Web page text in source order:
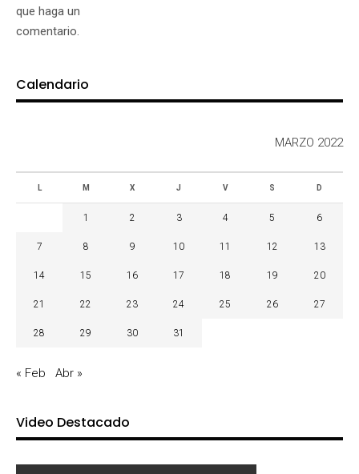
que haga un
comentario.
Calendario
MARZO 2022
L M X J V S D
1 2 3 4 5 6
7 8 9 10 11 12 13
14 15 16 17 18 19 20
21 22 23 24 25 26 27
28 29 30 31
« Feb Abr »
Video Destacado